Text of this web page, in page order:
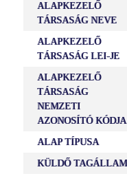
ALAPKEZELŐ
TÁRSASÁG NEVE
ALAPKEZELŐ
TÁRSASÁG LEI-JE
ALAPKEZELŐ
TÁRSASÁG
NEMZETI
AZONOSÍTÓ KÓDJA
ALAP TÍPUSA
KÜLDŐ TAGÁLLAM